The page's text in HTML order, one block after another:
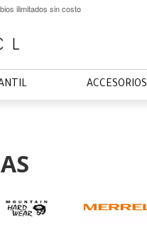
ilimitados sin costo
ACCESORIOS